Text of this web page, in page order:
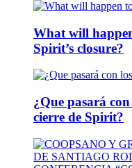
What will
Spirit’s closure?
¿Que pasará
cierre de Spirit?